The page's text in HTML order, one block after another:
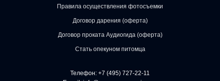
Правила осуществления фотосъемки
Договор дарения (оферта)
Договор проката Аудиогида (оферта)
Стать опекуном питомца
Телефон: +7 (495) 727-22-11